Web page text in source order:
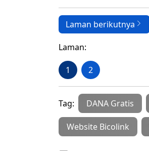
Laman berikutnya
Laman:
1 2
Tag: DANA Gratis
Website Bicolink